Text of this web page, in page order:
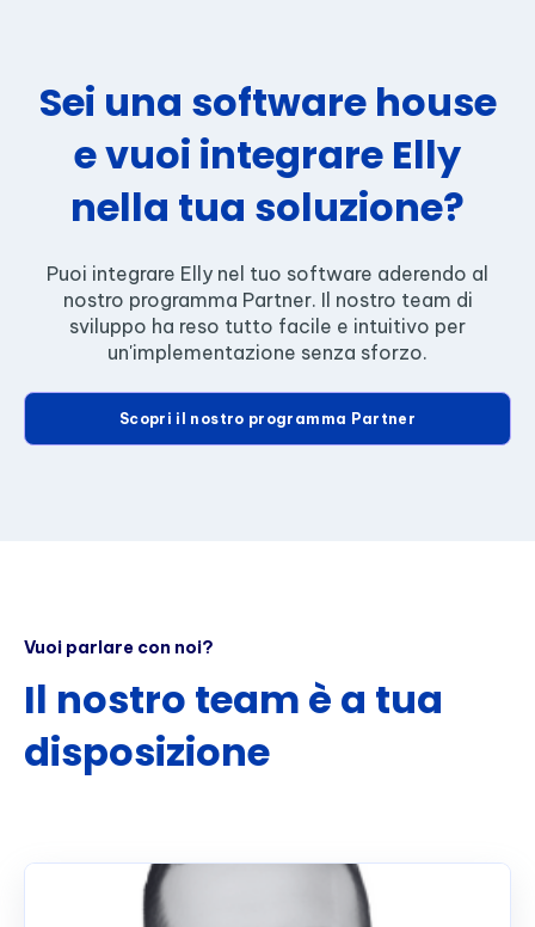
Sei una software house
e vuoi integrare Elly
nella tua soluzione?
Puoi integrare Elly nel tuo software aderendo al
nostro programma Partner. Il nostro team di
sviluppo ha reso tutto facile e intuitivo per
un'implementazione senza sforzo.
Scopri il nostro programma Partner
Vuoi parlare con noi?
Il nostro team è a tua
disposizione